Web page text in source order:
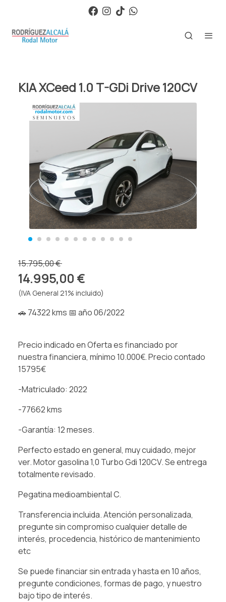
KIA XCeed 1.0 T-GDi Drive 120CV
15.795,00 €
14.995,00 €
(IVA General 21% incluido)
🚗 74322 kms 📅 año 06/2022
Precio indicado en Oferta es financiado por
nuestra financiera, mínimo 10.000€. Precio contado
15795€
-Matriculado: 2022
-77662 kms
-Garantía: 12 meses.
Perfecto estado en general, muy cuidado, mejor
ver. Motor gasolina 1,0 Turbo Gdi 120CV. Se entrega
totalmente revisado.
Pegatina medioambiental C.
Transferencia incluida. Atención personalizada,
pregunte sin compromiso cualquier detalle de
interés, procedencia, histórico de mantenimiento
etc
Se puede financiar sin entrada y hasta en 10 años,
pregunte condiciones, formas de pago, y nuestro
bajo tipo de interés.